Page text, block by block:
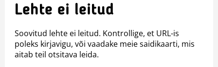
Lehte ei leitud
Soovitud lehte ei leitud. Kontrollige, et URL-is
poleks kirjavigu, või vaadake meie saidikaarti, mis
aitab teil otsitava leida.